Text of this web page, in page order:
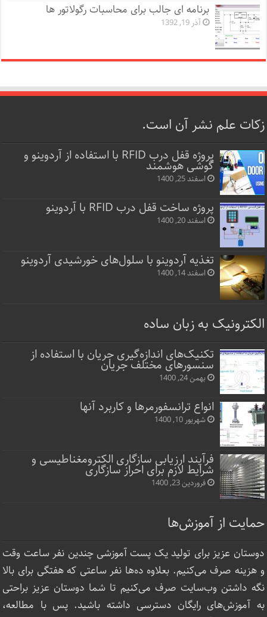
برنامه ای جالب برای محاسبات رگولاتور ها
آذر 19, 1392
زکات علم نشر آن است.
پروژه قفل‌ درب RFID با استفاده از آردوینو و
گوشی هوشمند
اسفند 25, 1400
پروژه ساخت قفل‌ درب RFID با آردوینو
اسفند 20, 1400
تغذیه آردوینو با سلول‌های خورشیدی آردوینو
اسفند 14, 1400
الکترونیک به زبان ساده
تکنیک‌های اندازه‌گیری جریان با استفاده از
سنسورهای مختلف جریان
بهمن 24, 1400
انواع ترانسفورمرها و کاربرد آنها
شهریور 10, 1400
فرآیند ارزیابی سازگاری الکترومغناطیسی و
شرایط لازم برای احراز سازگاری
فروردین 23, 1400
حمایت از آموزش‌ها
دوستان عزیز برای تولید یک پست آموزشی چندین نفر ساعت‌ وقت
و هزینه صرف می‌کنیم. بعلاوه ده‌ها نفر ساعتی که هفتگی برای بالا
نگه داشتن وب‌سایت صرف ‌می‌کنیم تا شما دوستان عزیز براحتی
به آموزش‌های رایگان دسترسی داشته باشید. پس با مطالعه،